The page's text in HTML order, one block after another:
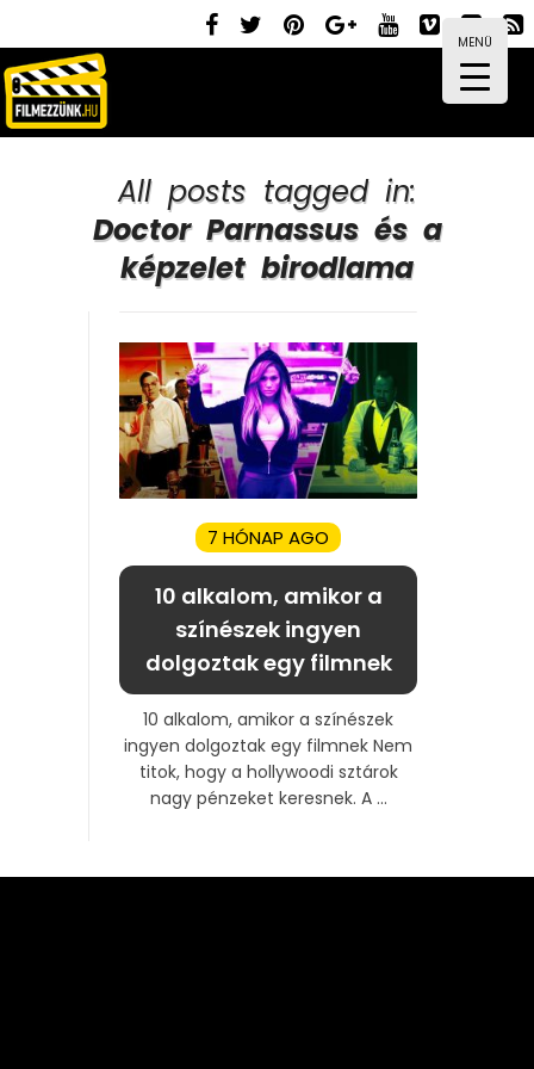
MENÜ
All posts tagged in:
Doctor Parnassus és a
képzelet birodlama
7 HÓNAP AGO
10 alkalom, amikor a
színészek ingyen
dolgoztak egy filmnek
10 alkalom, amikor a színészek
ingyen dolgoztak egy filmnek Nem
titok, hogy a hollywoodi sztárok
nagy pénzeket keresnek. A ...